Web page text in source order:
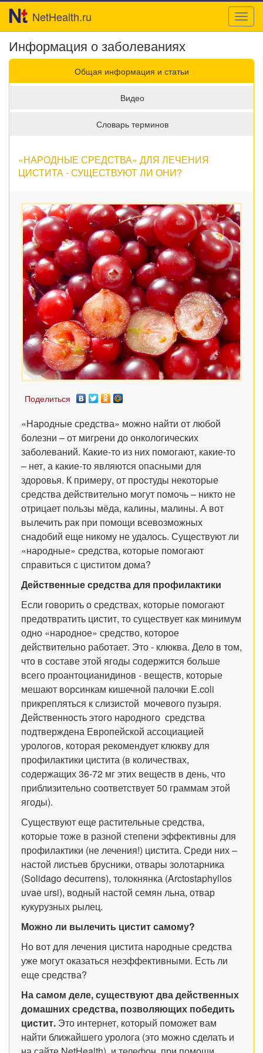
NetHealth.ru
Информация о заболеваниях
Общая информация и статьи
Видео
Словарь терминов
«НАРОДНЫЕ СРЕДСТВА» ДЛЯ ЛЕЧЕНИЯ
ЦИСТИТА - СУЩЕСТВУЮТ ЛИ ОНИ?
Поделиться
«Народные средства» можно найти от любой
болезни – от мигрени до онкологических
заболеваний. Какие-то из них помогают, какие-то
– нет, а какие-то являются опасными для
здоровья. К примеру, от простуды некоторые
средства действительно могут помочь – никто не
отрицает пользы мёда, калины, малины. А вот
вылечить рак при помощи всевозможных
снадобий еще никому не удалось. Существуют ли
«народные» средства, которые помогают
справиться с циститом дома?
Действенные средства для профилактики
Если говорить о средствах, которые помогают
предотвратить цистит, то существует как минимум
одно «народное» средство, которое
действительно работает. Это - клюква. Дело в том,
что в составе этой ягоды содержится больше
всего проантоцианидинов - веществ, которые
мешают ворсинкам кишечной палочки E.coli
прикрепляться к слизистой мочевого пузыря.
Действенность этого народного средства
подтверждена Европейской ассоциацией
урологов, которая рекомендует клюкву для
профилактики цистита (в количествах,
содержащих 36-72 мг этих веществ в день, что
приблизительно соответствует 50 граммам этой
ягоды).
Существуют еще растительные средства,
которые тоже в разной степени эффективны для
профилактики (не лечения!) цистита. Среди них –
настой листьев брусники, отвары золотарника
(Solidago decurrens), толокнянка (Arctostaphyllos
uvae ursi), водный настой семян льна, отвар
кукурузных рылец.
Можно ли вылечить цистит самому?
Но вот для лечения цистита народные средства
уже могут оказаться неэффективными. Есть ли
еще средства?
На самом деле, существуют два действенных
домашних средства, позволяющих победить
цистит. Это интернет, который поможет вам
найти ближайшего уролога (это можно сделать и